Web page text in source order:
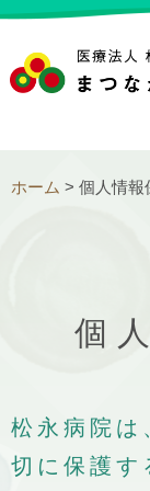
ホーム > 個人情報
個
松永病院は
切に保護す